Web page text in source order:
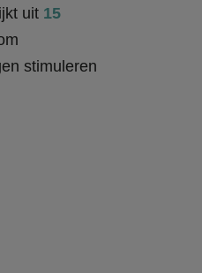
uit 15
stimuleren